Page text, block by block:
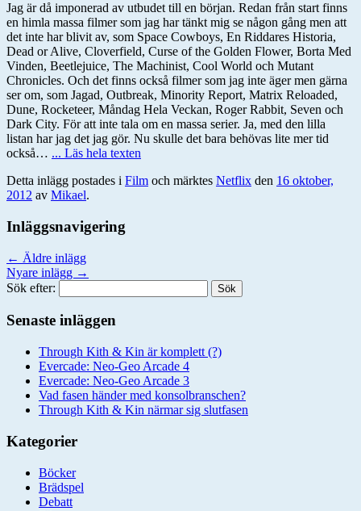
Jag är då imponerad av utbudet till en början. Redan från start finns
en himla massa filmer som jag har tänkt mig se någon gång men att
det inte har blivit av, som Space Cowboys, En Riddares Historia,
Dead or Alive, Cloverfield, Curse of the Golden Flower, Borta Med
Vinden, Beetlejuice, The Machinist, Cool World och Mutant
Chronicles. Och det finns också filmer som jag inte äger men gärna
ser om, som Jagad, Outbreak, Minority Report, Matrix Reloaded,
Dune, Rocketeer, Måndag Hela Veckan, Roger Rabbit, Seven och
Dark City. För att inte tala om en massa serier. Ja, med den lilla
listan har jag det jag gör. Nu skulle det bara behövas lite mer tid
också… ... Läs hela texten
Detta inlägg postades i Film och märktes Netflix den 16 oktober,
2012 av Mikael.
Inläggsnavigering
← Äldre inlägg
Nyare inlägg →
Sök efter:
Senaste inläggen
Through Kith & Kin är komplett (?)
Evercade: Neo-Geo Arcade 4
Evercade: Neo-Geo Arcade 3
Vad fasen händer med konsolbranschen?
Through Kith & Kin närmar sig slutfasen
Kategorier
Böcker
Brädspel
Debatt